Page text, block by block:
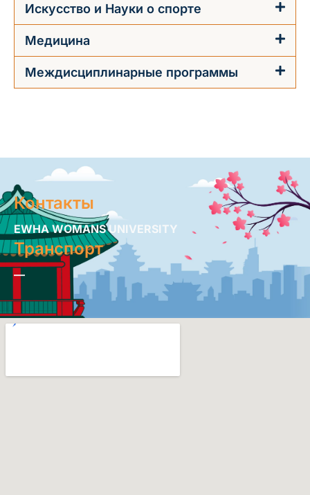
Искусство и Науки о спорте
Медицина
Междисциплинарные программы
Контакты
EWHA WOMANS UNIVERSITY
Транспорт
—